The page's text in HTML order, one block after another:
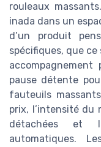
rouleaux
inada dans un
d’un produit
spécifiques, que
pause détente
fauteuils
prix, l’intensité du
détachées et
automatiques.